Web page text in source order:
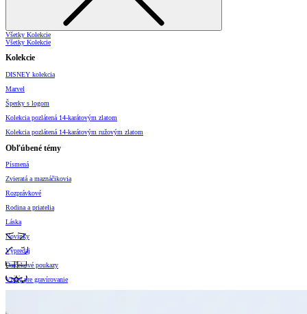
Všetky Kolekcie
Všetky Kolekcie
Kolekcie
DISNEY kolekcia
Marvel
Šperky s logom
Kolekcia pozlátená 14-karátovým zlatom
Kolekcia pozlátená 14-karátovým ružovým zlatom
Obľúbené témy
Písmená
Zvieratá a maznáčikovia
Rozprávkové
Rodina a priatelia
Láska
Novinky
Výpredaj
Darčekové poukazy
Vzory pre gravírovanie